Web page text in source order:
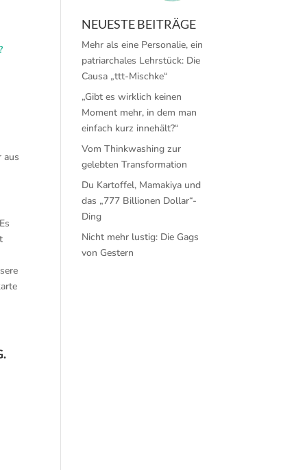
aus
NEUESTE BEITRÄGE
Mehr als eine Personalie, ein
patriarchales Lehrstück: Die
Causa „ttt-Mischke“
„Gibt es wirklich keinen
Moment mehr, in dem man
einfach kurz innehält?“
Vom Thinkwashing zur
gelebten Transformation
Du Kartoffel, Mamakiya und
das „777 Billionen Dollar“-
Ding
Nicht mehr lustig: Die Gags
von Gestern